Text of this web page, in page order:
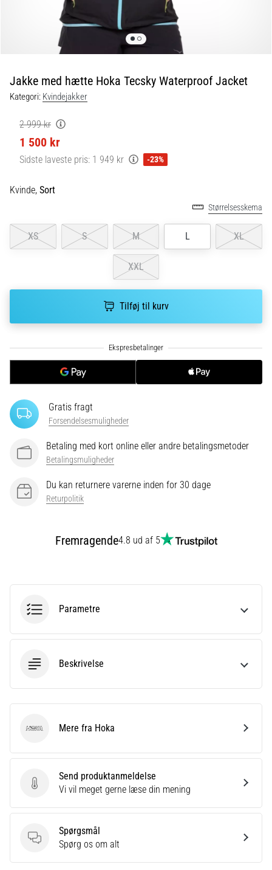
6 min. Læsning
Symptomer,
og
behandling
Oplever
skarpe
hælsmerter
eller
løb?
af
årsager
Hvad
skyldes…
•
9 min. Læsning
Kulhydrat-
superkompensation:
Hvordan
påvirker
det
kulhydrat-
forbedrer
Passer
virkelig?
af,
Vis
alle
artikler
Jakke med hætte Hoka Tecsky Waterproof Jacket
Kategori: Kvindejakker
2 999 kr
1 500 kr
Sidste laveste pris: 1 949 kr -23%
Kvinde, Sort
Størrelsesskema
XS S M L XL
XXL
Tilføj til kurv
Gratis fragt
Forsendelsesmuligheder
Betaling med kort online eller andre betalingsmetoder
Betalingsmuligheder
Du kan returnere varerne inden for 30 dage
Returpolitik
Fremragende4.8 ud af 5
Parametre
Beskrivelse
Send produktanmeldelse
Send produktanmeldelse
Vi vil meget gerne læse din mening
Spørgsmål
Spørgsmål
Spørg os om alt
Hoka Mere fra Hoka